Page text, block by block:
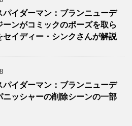
パイダーマン：ブランニューデ
ーンがコミックのポーズを取ら
セイディー・シンクさんが解説
パイダーマン：ブランニューデ
ニッシャーの削除シーンの一部